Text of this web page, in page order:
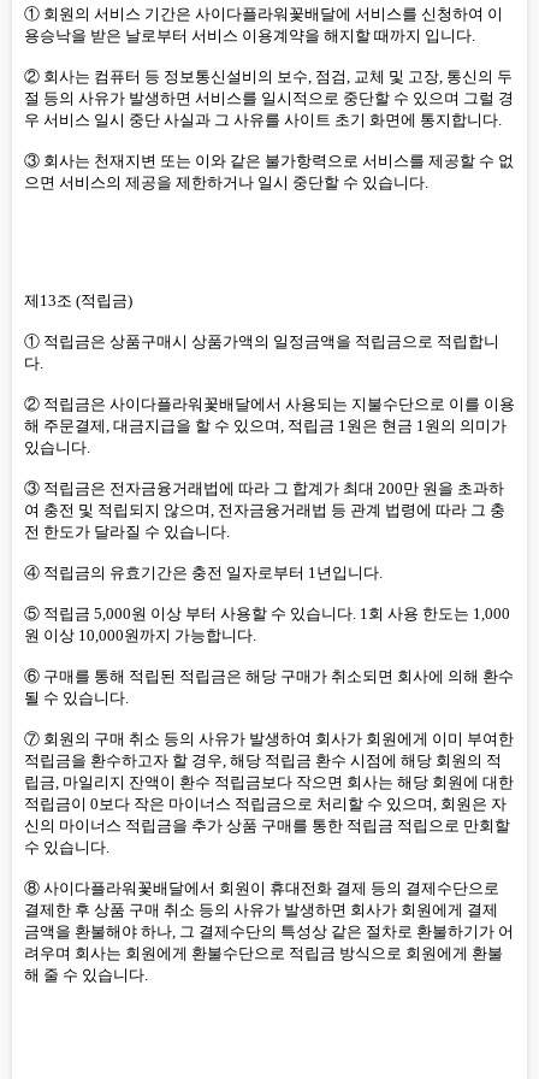
① 회원의 서비스 기간은 사이다플라워꽃배달에 서비스를 신청하여 이
용승낙을 받은 날로부터 서비스 이용계약을 해지할 때까지 입니다.
② 회사는 컴퓨터 등 정보통신설비의 보수, 점검, 교체 및 고장, 통신의 두
절 등의 사유가 발생하면 서비스를 일시적으로 중단할 수 있으며 그럴 경
우 서비스 일시 중단 사실과 그 사유를 사이트 초기 화면에 통지합니다.
③ 회사는 천재지변 또는 이와 같은 불가항력으로 서비스를 제공할 수 없
으면 서비스의 제공을 제한하거나 일시 중단할 수 있습니다.
제13조 (적립금)
① 적립금은 상품구매시 상품가액의 일정금액을 적립금으로 적립합니
다.
② 적립금은 사이다플라워꽃배달에서 사용되는 지불수단으로 이를 이용
해 주문결제, 대금지급을 할 수 있으며, 적립금 1원은 현금 1원의 의미가
있습니다.
③ 적립금은 전자금융거래법에 따라 그 합계가 최대 200만 원을 초과하
여 충전 및 적립되지 않으며, 전자금융거래법 등 관계 법령에 따라 그 충
전 한도가 달라질 수 있습니다.
④ 적립금의 유효기간은 충전 일자로부터 1년입니다.
⑤ 적립금 5,000원 이상 부터 사용할 수 있습니다. 1회 사용 한도는 1,000
원 이상 10,000원까지 가능합니다.
⑥ 구매를 통해 적립된 적립금은 해당 구매가 취소되면 회사에 의해 환수
될 수 있습니다.
⑦ 회원의 구매 취소 등의 사유가 발생하여 회사가 회원에게 이미 부여한
적립금을 환수하고자 할 경우, 해당 적립금 환수 시점에 해당 회원의 적
립금, 마일리지 잔액이 환수 적립금보다 작으면 회사는 해당 회원에 대한
적립금이 0보다 작은 마이너스 적립금으로 처리할 수 있으며, 회원은 자
신의 마이너스 적립금을 추가 상품 구매를 통한 적립금 적립으로 만회할
수 있습니다.
⑧ 사이다플라워꽃배달에서 회원이 휴대전화 결제 등의 결제수단으로
결제한 후 상품 구매 취소 등의 사유가 발생하면 회사가 회원에게 결제
금액을 환불해야 하나, 그 결제수단의 특성상 같은 절차로 환불하기가 어
려우며 회사는 회원에게 환불수단으로 적립금 방식으로 회원에게 환불
해 줄 수 있습니다.